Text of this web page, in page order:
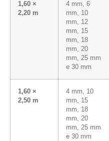
1,60 ×
2,20 m
4 mm, 6
mm, 10
mm, 12
mm, 15
mm, 18
mm, 20
mm, 25 mm
e 30 mm
1,60 ×
2,50 m
4 mm, 10
mm, 15
mm, 18
mm, 20
mm, 25 mm
e 30 mm